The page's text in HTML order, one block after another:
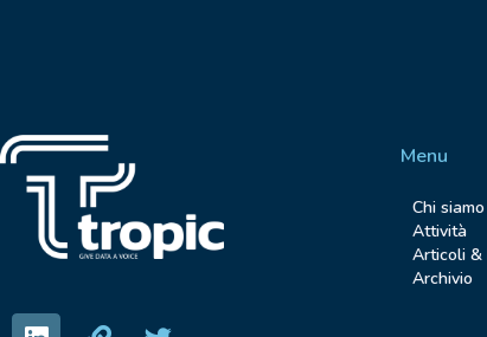
Menu
Chi siamo
Attività
Articoli
Archivio